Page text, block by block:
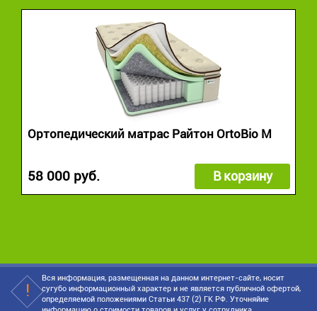
Ортопедический матрас Райтон OrtoBio M
58 000 руб. В корзину
Вся информация, размещенная на данном интернет-сайте, носит
сугубо информационный характер и не является публичной офертой,
определяемой положениями Статьи 437 (2) ГК РФ. Уточняйие